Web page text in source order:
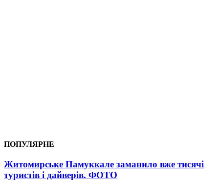
ПОПУЛЯРНЕ
Житомирське Памуккале заманило вже тисячі
туристів і дайверів. ФОТО